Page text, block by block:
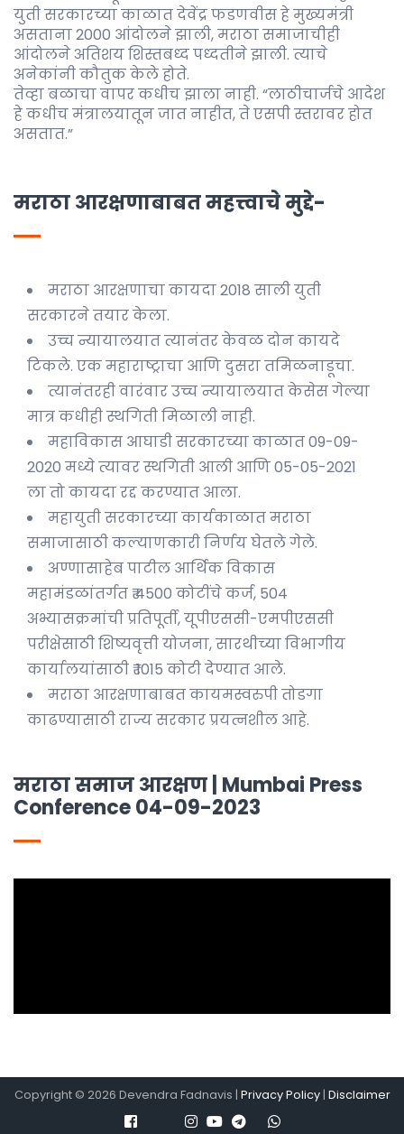
युती सरकारच्या काळात देवेंद्र फडणवीस हे मुख्यमंत्री
असताना 2000 आंदोलने झाली, मराठा समाजाचीही
आंदोलने अतिशय शिस्तबध्द पध्दतीने झाली. त्याचे
अनेकांनी कौतुक केले होते.
तेव्हा बळाचा वापर कधीच झाला नाही. “लाठीचार्जचे आदेश
हे कधीच मंत्रालयातून जात नाहीत, ते एसपी स्तरावर होत
असतात.”
मराठा आरक्षणाबाबत महत्त्वाचे मुद्दे-
मराठा आरक्षणाचा कायदा 2018 साली युती
सरकारने तयार केला.
उच्च न्यायालयात त्यानंतर केवळ दोन कायदे
टिकले. एक महाराष्ट्राचा आणि दुसरा तमिळनाडूचा.
त्यानंतरही वारंवार उच्च न्यायालयात केसेस गेल्या
मात्र कधीही स्थगिती मिळाली नाही.
महाविकास आघाडी सरकारच्या काळात 09-09-
2020 मध्ये त्यावर स्थगिती आली आणि 05-05-2021
ला तो कायदा रद्द करण्यात आला.
महायुती सरकारच्या कार्यकाळात मराठा
समाजासाठी कल्याणकारी निर्णय घेतले गेले.
अण्णासाहेब पाटील आर्थिक विकास
महामंडळांतर्गत ₹ 4500 कोटींचे कर्ज, 504
अभ्यासक्रमांची प्रतिपूर्ती, यूपीएससी-एमपीएससी
परीक्षेसाठी शिष्यवृत्ती योजना, सारथीच्या विभागीय
कार्यालयांसाठी ₹ 1015 कोटी देण्यात आले.
मराठा आरक्षणाबाबत कायमस्वरुपी तोडगा
काढण्यासाठी राज्य सरकार प्रयत्नशील आहे.
मराठा समाज आरक्षण | Mumbai Press
Conference 04-09-2023
Copyright © 2026 Devendra Fadnavis | Privacy Policy| Disclaimer